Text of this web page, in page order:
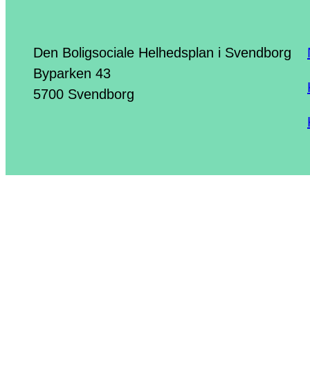
Den Boligsociale Helhedsplan i Svendborg
Byparken 43
5700 Svendborg